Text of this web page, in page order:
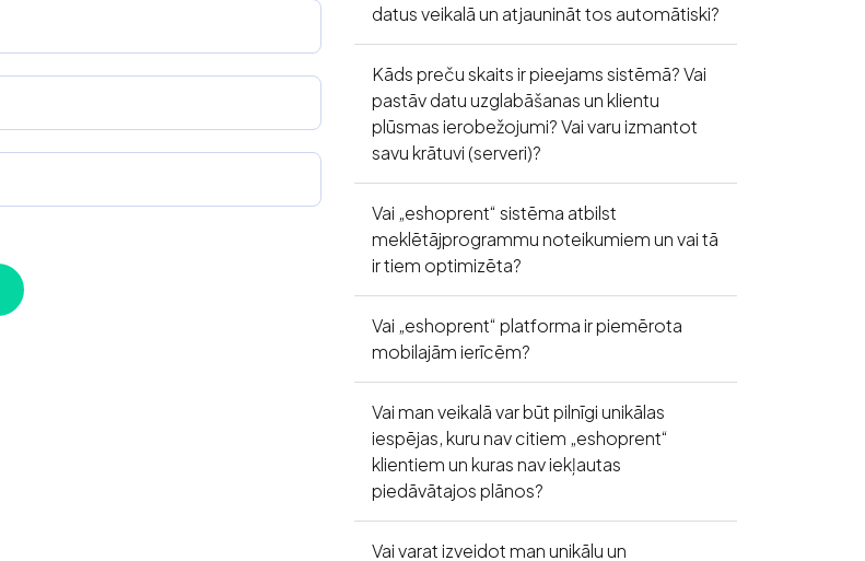
datus veikalā un atjaunināt tos automātiski?
Kāds preču skaits ir pieejams sistēmā? Vai
pastāv datu uzglabāšanas un klientu
plūsmas ierobežojumi? Vai varu izmantot
savu krātuvi (serveri)?
Vai „eshoprent“ sistēma atbilst
meklētājprogrammu noteikumiem un vai tā
ir tiem optimizēta?
Vai „eshoprent“ platforma ir piemērota
mobilajām ierīcēm?
Vai man veikalā var būt pilnīgi unikālas
iespējas, kuru nav citiem „eshoprent“
klientiem un kuras nav iekļautas
piedāvātajos plānos?
Vai varat izveidot man unikālu un